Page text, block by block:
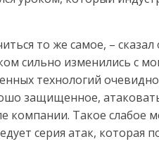
то же самое, –
сильно изменились c
технологий
защищенное,
компании. Такое слабое
серия атак, которая